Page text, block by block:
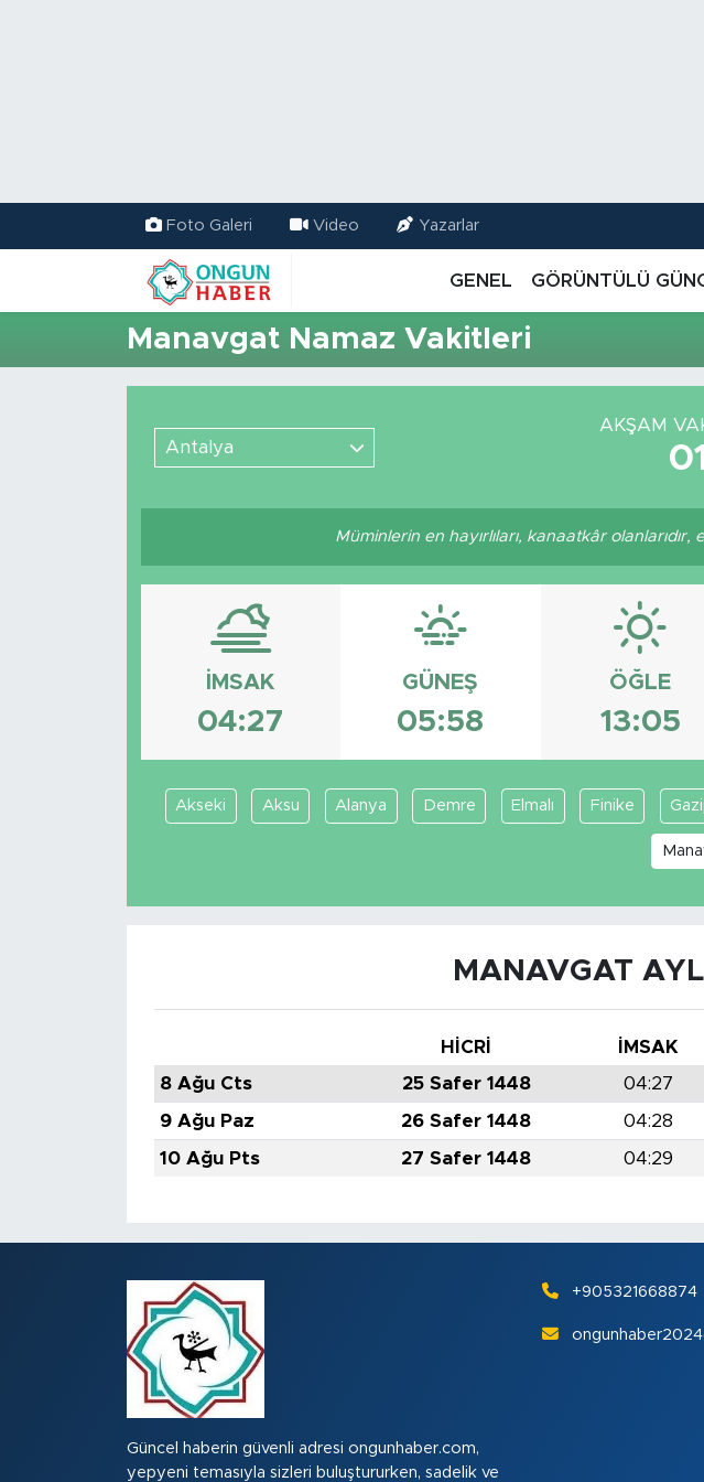
Foto Galeri Video Yazarlar
GENEL GÖRÜNTÜLÜ
Manavgat Namaz Vakitleri
Antalya
AKŞAM
Müminlerin en hayırlıları, kanaatkâr
İMSAK
04:27
GÜNEŞ
05:58
ÖĞLE
13:05
Akseki Aksu Alanya Demre Elmalı Finike
MANAVGAT
HİCRİ İMSAK
8 Ağu Cts
25 Safer 1448 04:27
9 Ağu Paz
26 Safer 1448 04:28
10 Ağu Pts
27 Safer 1448 04:29
Güncel haberin güvenli adresi ongunhaber.com,
yepyeni temasıyla sizleri buluştururken, sadelik ve
+905321668874
Trafik Durumu
TFF 2.Lig Kırmızı Grup Puan Durumu ve Fikstür
Tüm Manşetler